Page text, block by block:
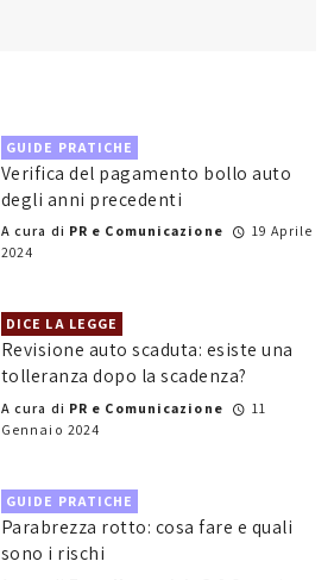
GUIDE PRATICHE
Verifica del pagamento bollo auto
degli anni precedenti
A cura di PR e Comunicazione
19 Aprile
2024
DICE LA LEGGE
Revisione auto scaduta: esiste una
tolleranza dopo la scadenza?
A cura di PR e Comunicazione
11
Gennaio 2024
GUIDE PRATICHE
Parabrezza rotto: cosa fare e quali
sono i rischi